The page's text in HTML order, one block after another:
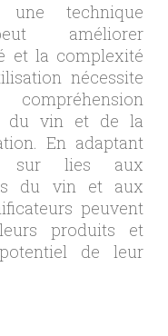
technique
améliorer
et la complexité
nécessite
du vin et de la
En adaptant
sur lies aux
du vin et aux
peuvent
produits et
de leur